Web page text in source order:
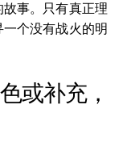
事。只有真正理
个没有战火的明
或补充，